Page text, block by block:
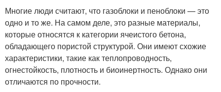
Многие люди считают, что газоблоки и пеноблоки — это
одно и то же. На самом деле, это разные материалы,
которые относятся к категории ячеистого бетона,
обладающего пористой структурой. Они имеют схожие
характеристики, такие как теплопроводность,
огнестойкость, плотность и биоинертность. Однако они
отличаются по прочности.